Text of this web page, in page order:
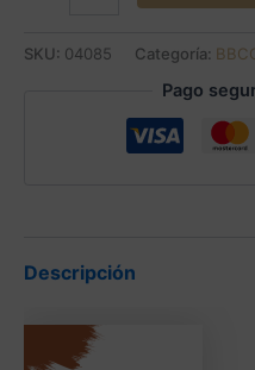
SKU: 04085 Categoría:
Pago
Descripción